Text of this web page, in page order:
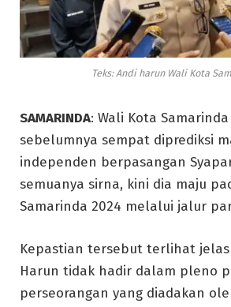
Teks: Andi harun Wali Kota
SAMARINDA: Wali Kota
sebelumnya sempat diprediksi
independen berpasangan
semuanya sirna, kini dia maju
Samarinda 2024 melalui jalur
Kepastian tersebut terlihat jelas
Harun tidak hadir dalam pleno
perseorangan yang diadakan